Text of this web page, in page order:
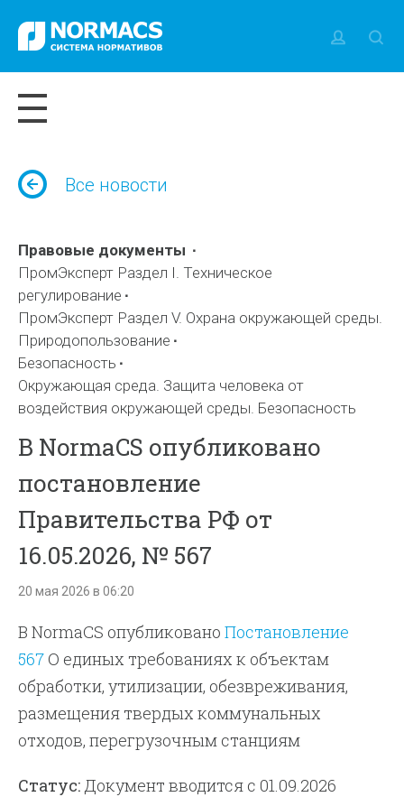
Все новости
Правовые документы
ПромЭксперт Раздел I. Техническое
регулирование
ПромЭксперт Раздел V. Охрана окружающей среды.
Природопользование
Безопасность
Окружающая среда. Защита человека от
воздействия окружающей среды. Безопасность
В NormaCS опубликовано
постановление
Правительства РФ от
16.05.2026, № 567
20 мая 2026 в 06:20
В NormaCS опубликованоПостановление
567 О единых требованиях к объектам
обработки, утилизации, обезвреживания,
размещения твердых коммунальных
отходов, перегрузочным станциям
Статус: Документ вводится с 01.09.2026